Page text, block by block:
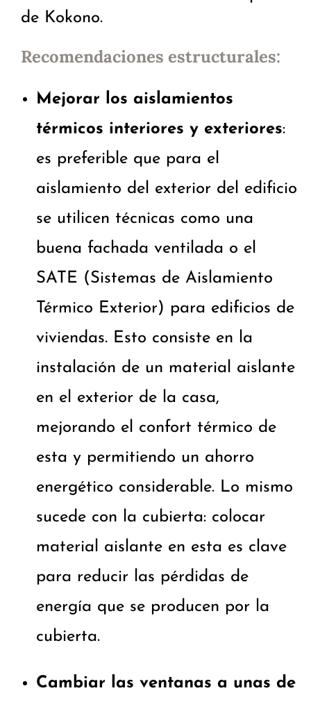
de Kokono.
Recomendaciones estructurales:
Mejorar los aislamientos
térmicos interiores y exteriores:
es preferible que para el
aislamiento del exterior del edificio
se utilicen técnicas como una
buena fachada ventilada o el
SATE (Sistemas de Aislamiento
Térmico Exterior) para edificios de
viviendas. Esto consiste en la
instalación de un material aislante
en el exterior de la casa,
mejorando el confort térmico de
esta y permitiendo un ahorro
energético considerable. Lo mismo
sucede con la cubierta: colocar
material aislante en esta es clave
para reducir las pérdidas de
energía que se producen por la
cubierta.
Cambiar las ventanas a unas de